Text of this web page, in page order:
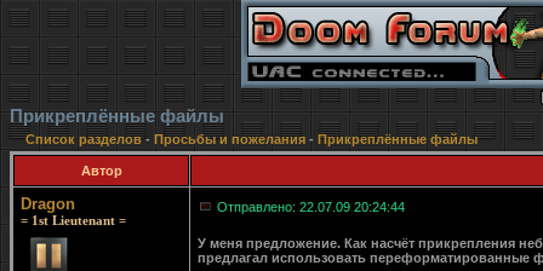
Прикреплённые файлы
Список разделов- Просьбы и пожелания - Прикреплённые файлы
Автор
Dragon
= 1st Lieutenant =
Отправлено: 22.07.09 20:24:44
У меня предложение. Как насчёт прикрепления
предлагал использовать переформатированные